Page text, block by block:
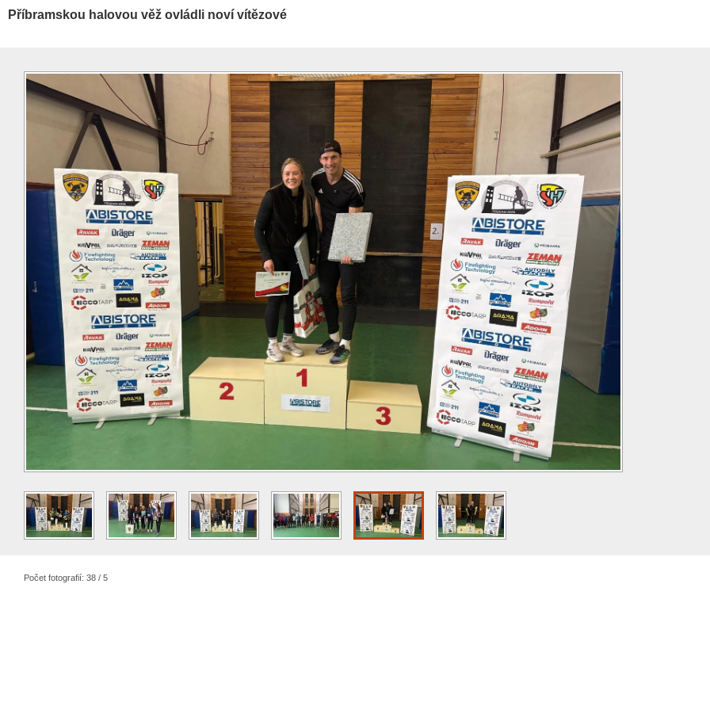
Příbramskou halovou věž ovládli noví vítězové
Počet fotografií: 38 / 5